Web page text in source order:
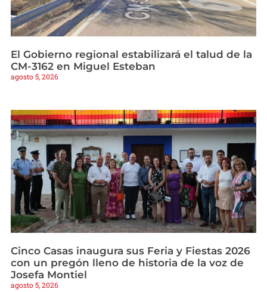
El Gobierno regional estabilizará el talud de la
CM-3162 en Miguel Esteban
agosto 5, 2026
Cinco Casas inaugura sus Feria y Fiestas 2026
con un pregón lleno de historia de la voz de
Josefa Montiel
agosto 5, 2026